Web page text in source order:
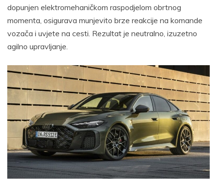
dopunjen elektromehaničkom raspodjelom obrtnog
momenta, osigurava munjevito brze reakcije na komande
vozača i uvjete na cesti. Rezultat je neutralno, izuzetno
agilno upravljanje.